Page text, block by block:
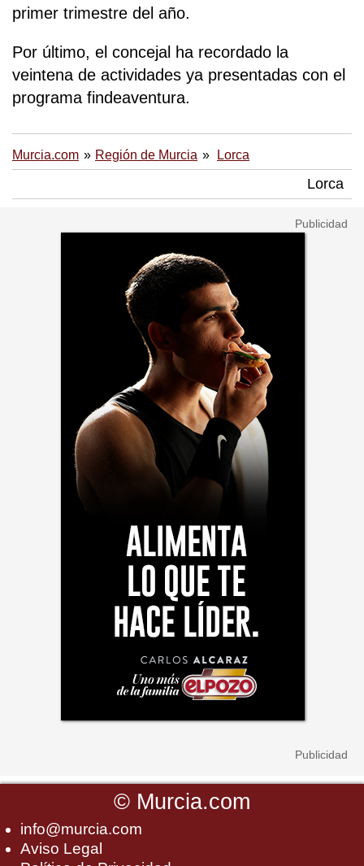
primer trimestre del año.
Por último, el concejal ha recordado la
veintena de actividades ya presentadas con el
programa findeaventura.
Murcia.com Región de Murcia Lorca
Lorca
© Murcia.com
info@murcia.com
Aviso Legal